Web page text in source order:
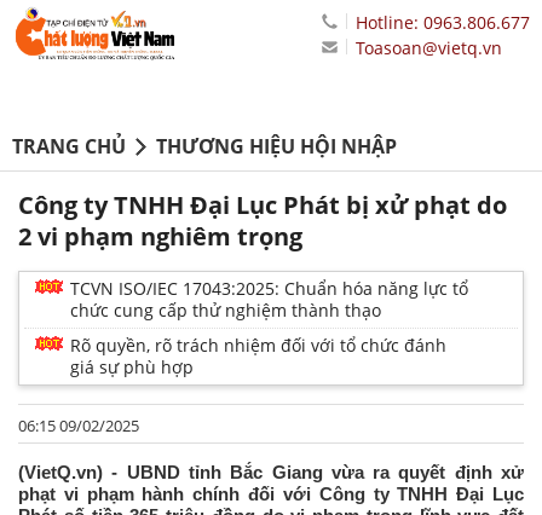
Hotline: 0963.806.677
Toasoan@vietq.vn
TRANG CHỦ THƯƠNG HIỆU HỘI NHẬP
Công ty TNHH Đại Lục Phát bị xử phạt do
2 vi phạm nghiêm trọng
TCVN ISO/IEC 17043:2025: Chuẩn hóa năng lực tổ
chức cung cấp thử nghiệm thành thạo
Rõ quyền, rõ trách nhiệm đối với tổ chức đánh
giá sự phù hợp
06:15 09/02/2025
(VietQ.vn) - UBND tỉnh Bắc Giang vừa ra quyết định xử
phạt vi phạm hành chính đối với Công ty TNHH Đại Lục